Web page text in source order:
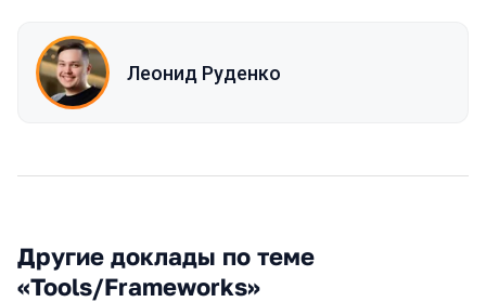
Леонид Руденко
Другие доклады по теме
«Tools/Frameworks»